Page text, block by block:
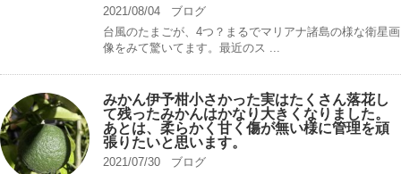
2021/08/04
ブログ
台風のたまごが、4つ？まるでマリアナ諸島の様な衛星画
像をみて驚いてます。最近のス ...
みかん伊予柑小さかった実はたくさん落花し
て残ったみかんはかなり大きくなりました。
あとは、柔らかく甘く傷が無い様に管理を頑
張りたいと思います。
2021/07/30
ブログ